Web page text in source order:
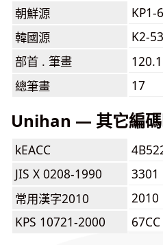
朝鮮源
KP1-
韓國源
K2-
部首 . 筆畫
總筆畫
17
Unihan — 其它編
kEACC
JIS X 0208-1990
3301
常用漢字2010
2010
KPS 10721-2000
67CC